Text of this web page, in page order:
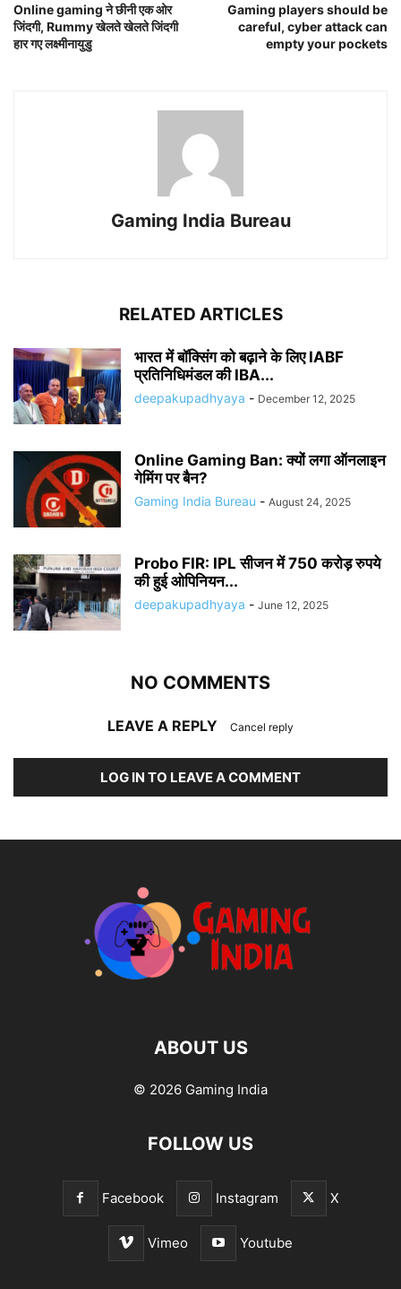
Online gaming ने छीनी एक ओर
जिंदगी, Rummy खेलते खेलते जिंदगी
हार गए लक्ष्मीनायुडु
Gaming players should be
careful, cyber attack can
empty your pockets
Gaming India Bureau
RELATED ARTICLES
भारत में बॉक्सिंग को बढ़ाने के लिए IABF
प्रतिनिधिमंडल की IBA...
deepakupadhyaya - December 12, 2025
Online Gaming Ban: क्यों लगा ऑनलाइन
गेमिंग पर बैन?
Gaming India Bureau - August 24, 2025
Probo FIR: IPL सीजन में 750 करोड़ रुपये
की हुई ओपिनियन...
deepakupadhyaya - June 12, 2025
NO COMMENTS
LEAVE A REPLY Cancel reply
LOG IN TO LEAVE A COMMENT
ABOUT US
© 2026 Gaming India
FOLLOW US
Facebook Instagram X
Vimeo Youtube